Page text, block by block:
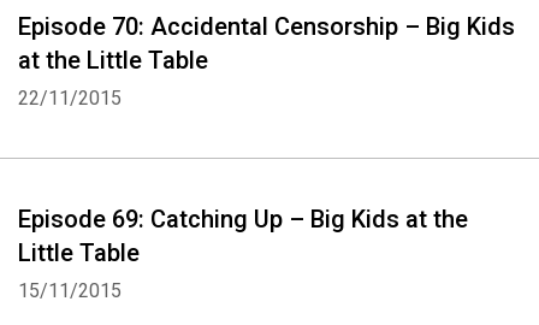
Episode 70: Accidental Censorship – Big Kids
at the Little Table
22/11/2015
Episode 69: Catching Up – Big Kids at the
Little Table
15/11/2015